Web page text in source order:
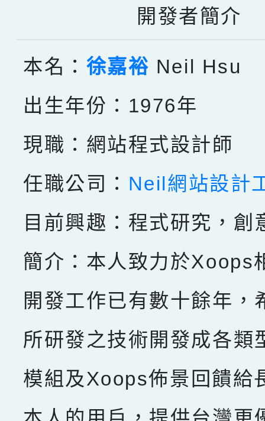
臺灣台語-第二名
市賽榮獲科學小創客佳
開發者簡介
本名： 徐嘉裕 Neil Hsu
出生年份：1976年
現職：網站程式設計師
任職公司： Neil網站設計
目前興趣：程式研究，創
簡介：本人致力於Xoops
開發工作已有數十餘年，
所研發之技術開發成各類
模組及Xoops佈景回饋給